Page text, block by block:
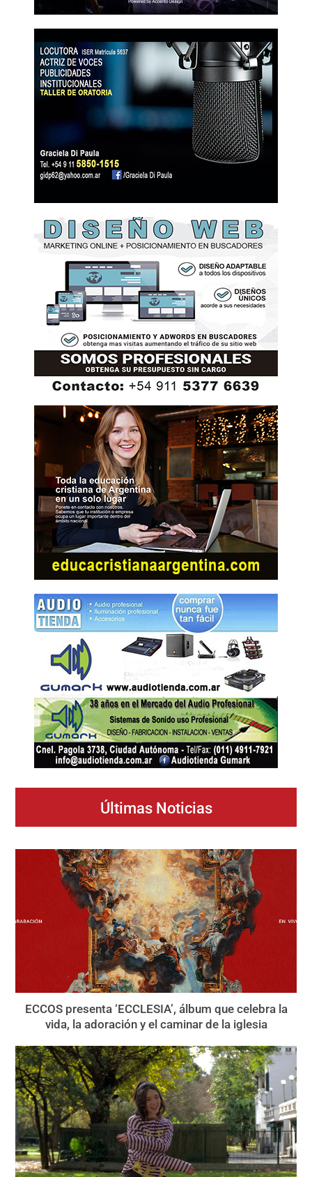
Últimas Noticias
ECCOS presenta ‘ECCLESIA’, álbum que celebra la
vida, la adoración y el caminar de la iglesia